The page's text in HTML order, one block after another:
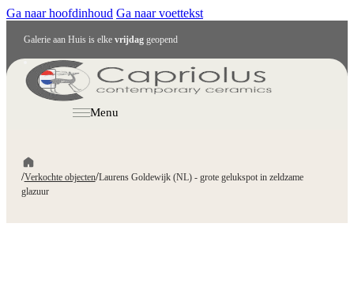
Ga naar hoofdinhoud Ga naar voettekst
Galerie aan Huis is elke vrijdaggeopend
NL
Menu
/Verkochte objecten/Laurens Goldewijk (NL) - grote gelukspot in zeldzame
glazuur